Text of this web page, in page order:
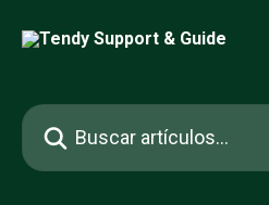
Buscar artículos...